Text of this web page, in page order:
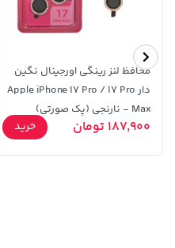
19,879,000 تومان خرید
محافظ لنز رینگی اورجینال نگین
دار Apple iPhone 17 Pro / 17 Pro
Max - نارنجی (پک صورتی)
187,900 تومان خرید